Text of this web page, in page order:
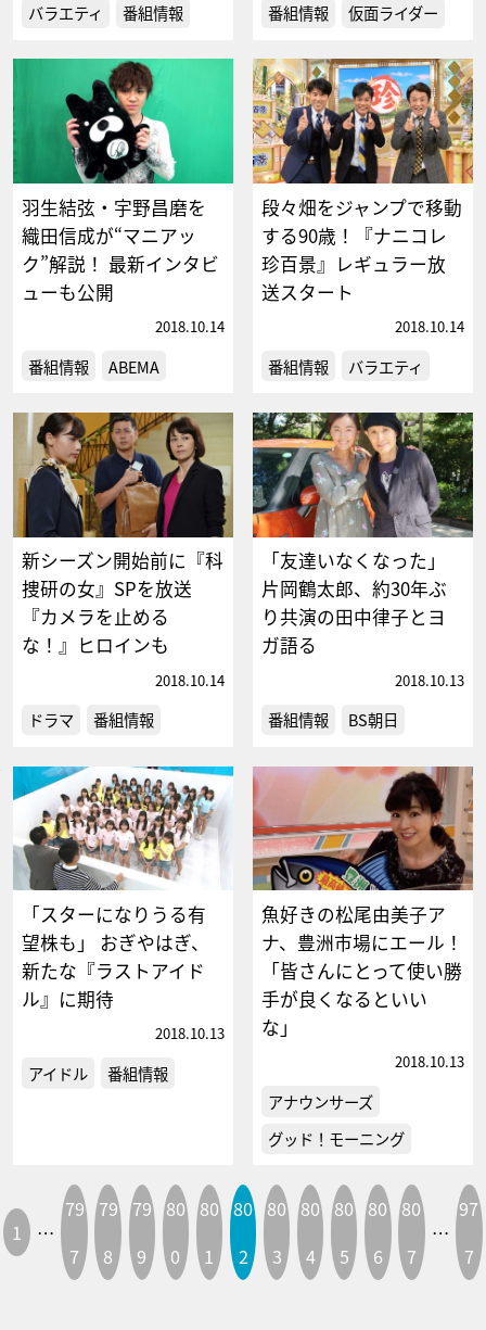
バラエティ 番組情報 番組情報 仮面ライダー
羽生結弦・宇野昌磨を
織田信成が“マニアッ
ク”解説！ 最新インタビ
ューも公開
2018.10.14
番組情報 ABEMA
段々畑をジャンプで移動
する90歳！『ナニコレ
珍百景』レギュラー放
送スタート
2018.10.14
番組情報 バラエティ
新シーズン開始前に『科
捜研の女』SPを放送
『カメラを止める
な！』ヒロインも
2018.10.14
ドラマ 番組情報
「友達いなくなった」
片岡鶴太郎、約30年ぶ
り共演の田中律子とヨ
ガ語る
2018.10.13
番組情報 BS朝日
「スターになりうる有
望株も」 おぎやはぎ、
新たな『ラストアイド
ル』に期待
2018.10.13
アイドル 番組情報
魚好きの松尾由美子ア
ナ、豊洲市場にエール！
「皆さんにとって使い勝
手が良くなるといい
な」
2018.10.13
アナウンサーズ
グッド！モーニング
1 …
79
7
79
8
79
9
80
0
80
1
80
2
80
3
80
4
80
5
80
6
80
7
…
97
7